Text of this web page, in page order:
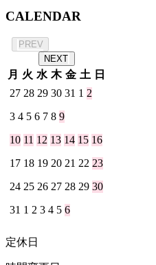
CALENDAR
PREV
NEXT
月 火 水 木 金 土 日
27 28 29 30 31 1 2
3 4 5 6 7 8 9
10 11 12 13 14 15 16
17 18 19 20 21 22 23
24 25 26 27 28 29 30
31 1 2 3 4 5 6
定休日